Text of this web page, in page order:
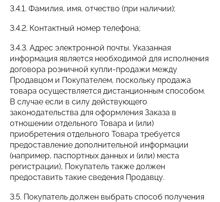
3.4.1. Фамилия, имя, отчество (при наличии);
3.4.2. Контактный номер телефона;
3.4.3. Адрес электронной почты. Указанная
информация является необходимой для исполнения
договора розничной купли-продажи между
Продавцом и Покупателем, поскольку продажа
товара осуществляется дистанционным способом.
В случае если в силу действующего
законодательства для оформления Заказа в
отношении отдельного Товара и (или)
приобретения отдельного Товара требуется
предоставление дополнительной информации
(например, паспортных данных и (или) места
регистрации), Покупатель также должен
предоставить такие сведения Продавцу.
3.5. Покупатель должен выбрать способ получения